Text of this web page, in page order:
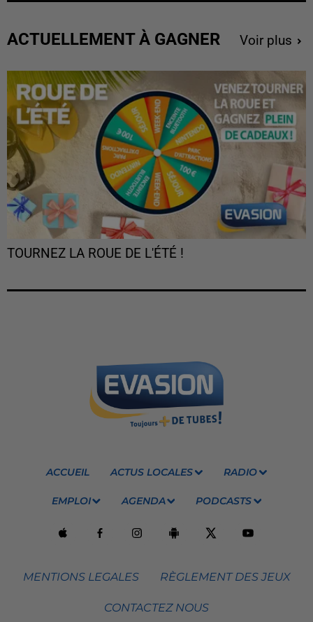
ACTUELLEMENT À GAGNER Voir plus
TOURNEZ LA ROUE DE L'ÉTÉ !
ACCUEIL ACTUS LOCALES RADIO
EMPLOI AGENDA PODCASTS
MENTIONS LEGALES RÈGLEMENT DES JEUX
CONTACTEZ NOUS